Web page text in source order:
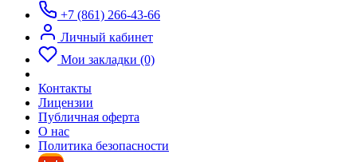
+7 (861) 266-43-66
Личный кабинет
Мои закладки (0)
Контакты
Лицензии
Публичная оферта
О нас
Политика безопасности